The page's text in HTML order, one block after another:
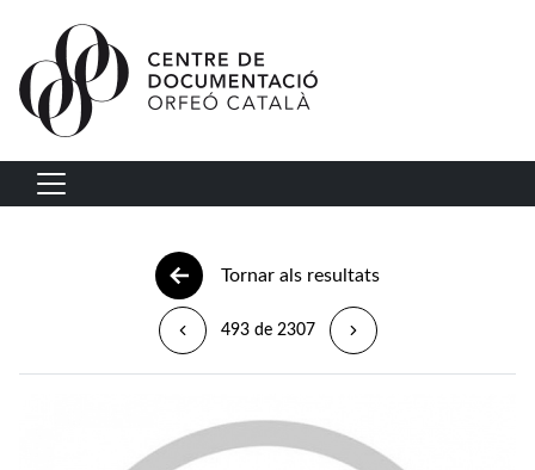
Vés al contingut
Navegació principal
Tornar als resultats
493 de 2307